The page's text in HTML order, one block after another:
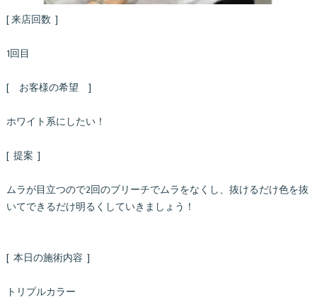
[ 来店回数 ]
1回目
[ お客様の希望 ]
ホワイト系にしたい！
[ 提案 ]
ムラが目立つので2回のブリーチでムラをなくし、抜けるだけ色を抜
いてできるだけ明るくしていきましょう！
[ 本日の施術内容 ]
トリプルカラー